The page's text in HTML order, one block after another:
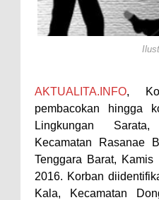
AKTUALITA.INFO,
pembacokan hingga
Lingkungan
Kecamatan Rasanae
Tenggara Barat,
2016. Korban
Kala, Kecamatan